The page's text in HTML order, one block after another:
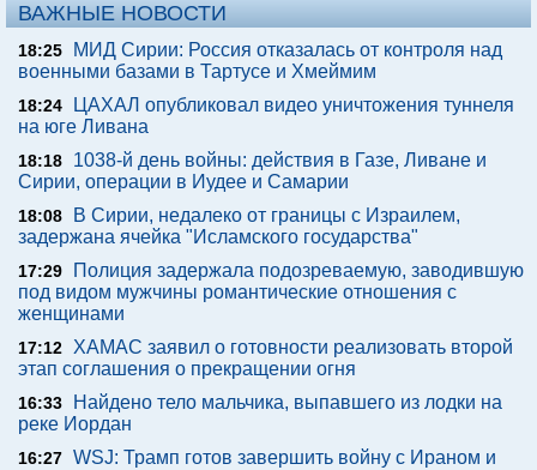
ВАЖНЫЕ НОВОСТИ
18:25
МИД Сирии: Россия отказалась от контроля над
военными базами в Тартусе и Хмеймим
18:24
ЦАХАЛ опубликовал видео уничтожения туннеля
на юге Ливана
18:18
1038-й день войны: действия в Газе, Ливане и
Сирии, операции в Иудее и Самарии
18:08
В Сирии, недалеко от границы с Израилем,
задержана ячейка "Исламского государства"
17:29
Полиция задержала подозреваемую, заводившую
под видом мужчины романтические отношения с
женщинами
17:12 ХАМАС заявил о готовности реализовать второй
этап соглашения о прекращении огня
16:33
Найдено тело мальчика, выпавшего из лодки на
реке Иордан
16:27 WSJ: Трамп готов завершить войну с Ираном и